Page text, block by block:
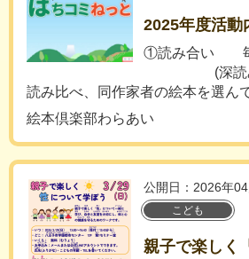
2025年度活動
①読み合い 毎
(深読み2
読み比べ、同作家者の絵本を選ん
絵本倶楽部わらあい
公開日：2026年
こども
親子で楽しく